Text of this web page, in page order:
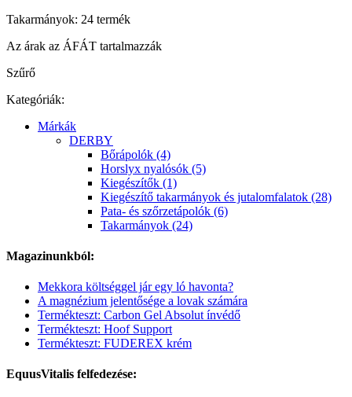
Takarmányok: 24 termék
Az árak az ÁFÁT tartalmazzák
Szűrő
Kategóriák:
Márkák
DERBY
Bőrápolók (4)
Horslyx nyalósók (5)
Kiegészítők (1)
Kiegészítő takarmányok és jutalomfalatok (28)
Pata- és szőrzetápolók (6)
Takarmányok (24)
Magazinunkból:
Mekkora költséggel jár egy ló havonta?
A magnézium jelentősége a lovak számára
Termékteszt: Carbon Gel Absolut ínvédő
Termékteszt: Hoof Support
Termékteszt: FUDEREX krém
EquusVitalis felfedezése: